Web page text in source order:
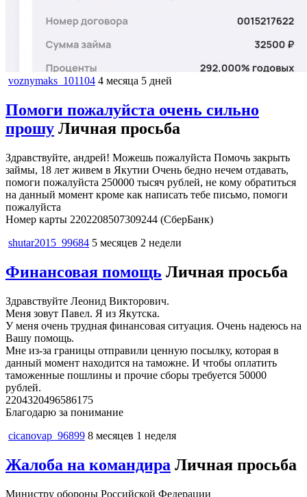
voznymaks_101104 4 месяца 5 дней
Помоги пожалуйста очень сильно
прошу Личная просьба
Здравствуйте, андрей! Можешь пожалуйста Помочь закрыть
займы, 18 лет живем в Якутии Очень бедно нечем отдавать,
помоги пожалуйста 250000 тысяч рублей, не кому обратиться
на данный момент кроме как написать тебе письмо, помоги
пожалуйста
Номер карты 2202208507309244 (СберБанк)
shutar2015_99684 5 месяцев 2 недели
Финансовая помощь Личная просьба
Здравствуйте Леонид Викторович.
Меня зовут Павел. Я из Якутска.
У меня очень трудная финансовая ситуация. Очень надеюсь на
Вашу помощь.
Мне из-за границы отправили ценную посылку, которая в
данный момент находится на таможне. И чтобы оплатить
таможенные пошлины и прочие сборы требуется 50000
рублей.
2204320496586175
Благодарю за понимание
cicanovap_96899 8 месяцев 1 неделя
Жалоба на командира Личная просьба
Министру обороны Российской Федерации